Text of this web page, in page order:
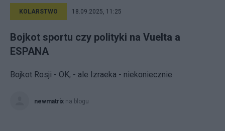
KOLARSTWO 18.09.2025, 11:25
Bojkot sportu czy polityki na Vuelta a
ESPANA
Bojkot Rosji - OK, - ale Izraeka - niekoniecznie
newmatrix na blogu